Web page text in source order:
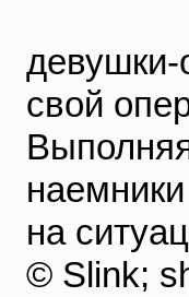
девушки-
свой
на
© Slink;